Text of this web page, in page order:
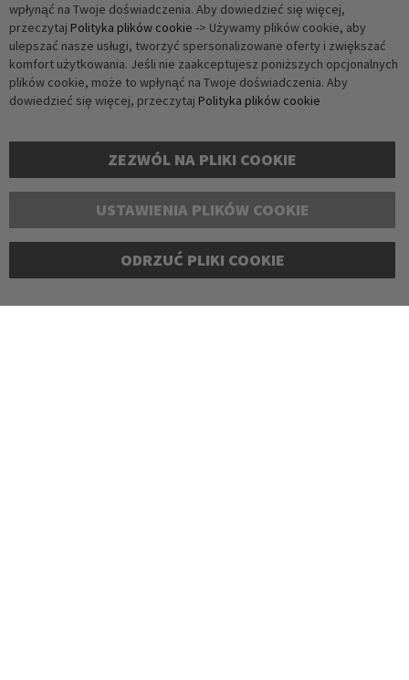
Subskrybuj
Weryfikacja antybotowa
Kliknij, aby rozpocząć weryfikację
FriendlyCaptcha ⇗
Copyright © 2016-2026 dagmarfischer mode. Wszelkie prawa zastrzeżone. Wszystkie
ceny podane są w euro i zawierają podatek VAT, nie obejmują kosztów wysyłki.
wpłynąć na Twoje doświadczenia. Aby dowiedzieć się więcej,
przeczytaj Polityka plików cookie -> Używamy plików cookie, aby
ulepszać nasze usługi, tworzyć spersonalizowane oferty i zwiększać
komfort użytkowania. Jeśli nie zaakceptujesz poniższych opcjonalnych
plików cookie, może to wpłynąć na Twoje doświadczenia. Aby
dowiedzieć się więcej, przeczytaj Polityka plików cookie
ZEZWÓL NA PLIKI COOKIE
USTAWIENIA PLIKÓW COOKIE
ODRZUĆ PLIKI COOKIE